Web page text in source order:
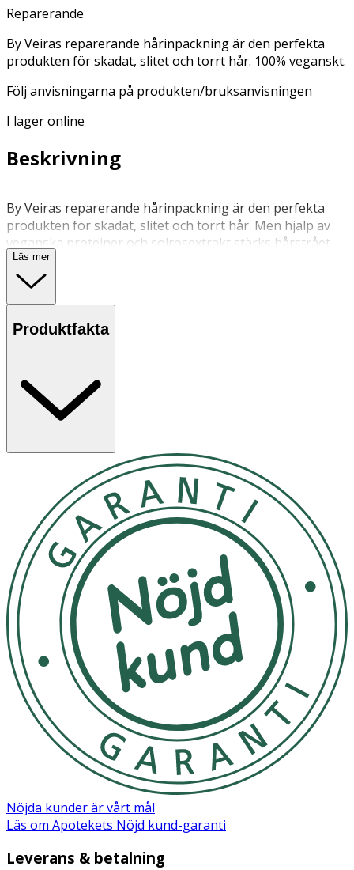
Reparerande
By Veiras reparerande hårinpackning är den perfekta
produkten för skadat, slitet och torrt hår. 100% veganskt.
Följ anvisningarna på produkten/bruksanvisningen
I lager online
Beskrivning
By Veiras reparerande hårinpackning är den perfekta
produkten för skadat, slitet och torrt hår. Men hjälp av
veganska proteiner och solrosextrakt stärks hårstrået
vilket resulterar i ett mjukare och friskare hår. Innehåller
färgbevarande ingredienser och är 100% veganskt.
Använd i tvättat och handdukstorkat hår. Låt verka 5-10
minuter, skölj noggrant och avsluta med balsam
OK för gravida och ammande:
Ingredienser:
Ingredients: Aqua/Water/Eau, Cetearyl Alcohol,
Behentrimonium Chloride, Cetyl Alcohol, Hydrolyzed
Wheat Protein, Helianthus Annuus (Sunflower) Seed
Extract, Guar Hydroxypropyltrimonium Chloride, Caprylyl
Glycol, Glycerin, Butylene Glycol, Quaternium-95,
Propanediol, Pentaerythrityl Tetra-Di-T-Butyl
Hydroxyhydrocinnamate, Potassium Sorbate, Lactic Acid,
Phenoxyethanol, Parfum/Fragrance, CI 16035/Red 40, CI
42090/Blue 1
Läs mer
Produktfakta
Nöjda kunder är vårt mål
Läs om Apotekets Nöjd kund-garanti
Leverans & betalning